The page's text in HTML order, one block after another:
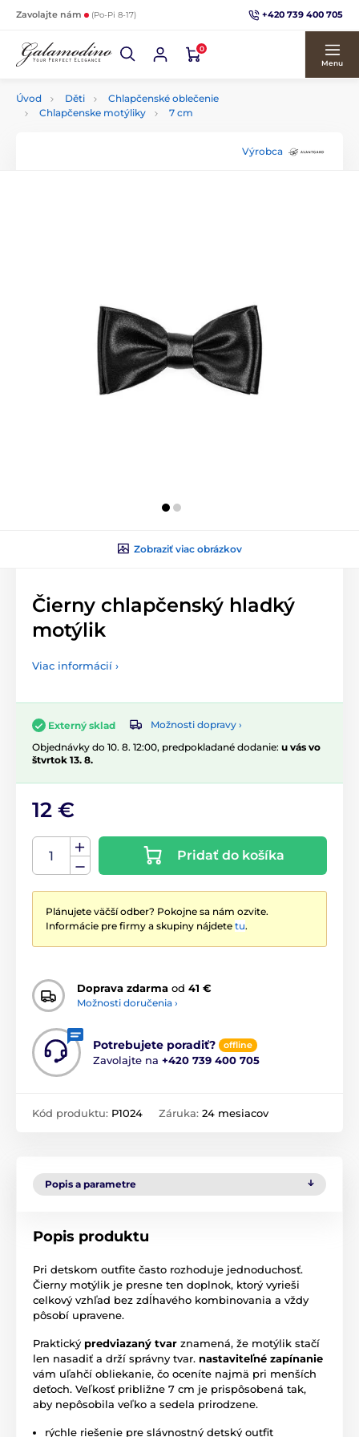
Zavolajte nám (Po-Pi 8-17) +420 739 400 705
0
Menu
Úvod Děti
Chlapčenské oblečenie
Chlapčenske motýliky
7 cm
Výrobca
Zobraziť viac obrázkov
Čierny chlapčenský hladký
motýlik
Viac informácií ›
Externý sklad
Možnosti dopravy ›
Objednávky do 10. 8. 12:00, predpokladané dodanie: u vás vo
štvrtok 13. 8.
12 €
Pridať do košíka
Plánujete väčší odber? Pokojne sa nám ozvite.
Informácie pre firmy a skupiny nájdete tu.
Doprava zdarma od 41 €
Možnosti doručenia ›
Potrebujete poradiť? offline
Zavolajte na +420 739 400 705
Kód produktu: P1024 Záruka: 24 mesiacov
Popis a parametre
Popis produktu
Pri detskom outfite často rozhoduje jednoduchosť.
Čierny motýlik je presne ten doplnok, ktorý vyrieši
celkový vzhľad bez zdĺhavého kombinovania a vždy
pôsobí upravene.
Praktický predviazaný tvar znamená, že motýlik stačí
len nasadiť a drží správny tvar. nastaviteľné zapínanie
vám uľahčí obliekanie, čo oceníte najmä pri menších
deťoch. Veľkosť približne 7 cm je prispôsobená tak,
aby nepôsobila veľko a sedela prirodzene.
rýchle riešenie pre slávnostný detský outfit